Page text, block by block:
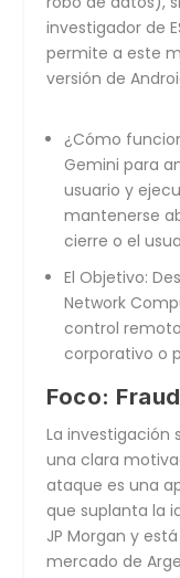
investigador de
permite a este
versión de
¿Cómo
Gemini para
usuario y
mantenerse
cierre o el
El Objetivo:
Network
control
corporativo o
Foco:
La investigación
una clara
ataque es una
que suplanta la
JP Morgan y
mercado de